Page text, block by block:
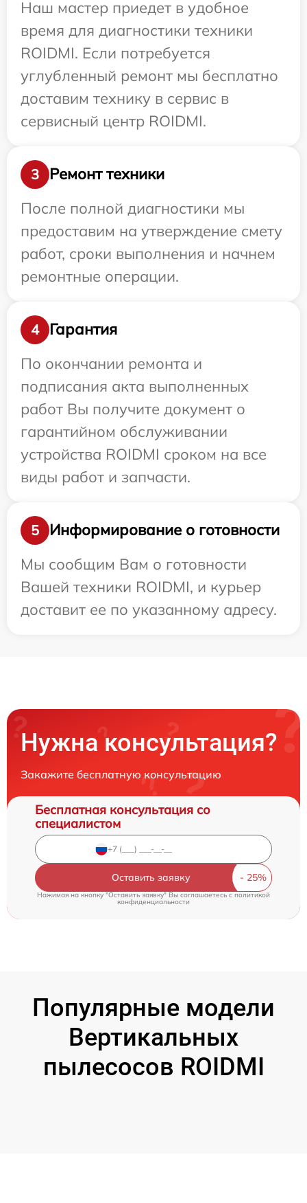
Наш мастер приедет в удобное
время для диагностики техники
ROIDMI. Если потребуется
углубленный ремонт мы бесплатно
доставим технику в сервис в
сервисный центр ROIDMI.
3
Ремонт техники
После полной диагностики мы
предоставим на утверждение смету
работ, сроки выполнения и начнем
ремонтные операции.
4
Гарантия
По окончании ремонта и
подписания акта выполненных
работ Вы получите документ о
гарантийном обслуживании
устройства ROIDMI сроком на все
виды работ и запчасти.
5
Информирование о готовности
Мы сообщим Вам о готовности
Вашей техники ROIDMI, и курьер
доставит ее по указанному адресу.
Нужна консультация?
Закажите бесплатную консультацию
Бесплатная консультация со
специалистом
Оставить заявку
Нажимая на кнопку "Оставить заявку" Вы соглашаетесь cполитикой
конфиденциальности
Популярные модели
Вертикальных
пылесосов ROIDMI